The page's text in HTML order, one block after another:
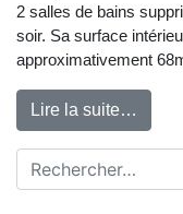
2 salles de bains
soir. Sa surface
approximativement
Lire la suite…
Rechercher :